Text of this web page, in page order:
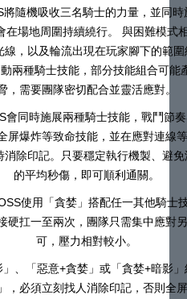
隨機吸收三名騎士的力量，並同
在場地周圍持續繞行。 與困難模式
線，以及輪流出現在玩家腳下的範
兩種騎士技能，部分技能組合可能
，需要團隊密切配合並靈活應對。
會同時施展兩種騎士技能，戰鬥節
屏爆炸等致命技能，並在應對連線
消除印記。只要穩定執行機製、避
的平均秒傷，即可順利通關。
使用「貪婪」搭配任一其他騎士
硬扛一至兩次，團隊只需集中應對
可，壓力相對較小。
、「惡意+貪婪」或「貪婪+暗影
，必須立刻找人消除印記，否則全